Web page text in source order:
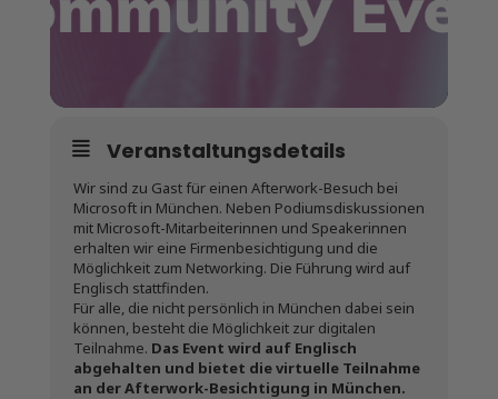
Veranstaltungsdetails
Wir sind zu Gast für einen Afterwork-Besuch bei
Microsoft in München. Neben Podiumsdiskussionen
mit Microsoft-Mitarbeiterinnen und Speakerinnen
erhalten wir eine Firmenbesichtigung und die
Möglichkeit zum Networking. Die Führung wird auf
Englisch stattfinden.
Für alle, die nicht persönlich in München dabei sein
können, besteht die Möglichkeit zur digitalen
Teilnahme. Das Event wird auf Englisch
abgehalten und bietet die virtuelle Teilnahme
an der Afterwork-Besichtigung in München.